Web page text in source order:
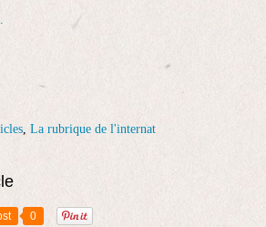
, La rubrique de l'internat
0